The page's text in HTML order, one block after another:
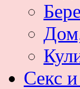
Секс